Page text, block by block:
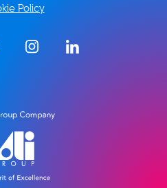
Policy